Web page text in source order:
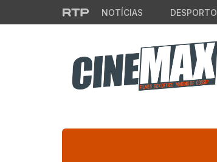
Saltar para o conteúdo principal
NOTÍCIAS DESPORTO